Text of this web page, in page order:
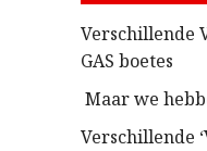
Verschillende
GAS boetes
Maar we
Verschillende